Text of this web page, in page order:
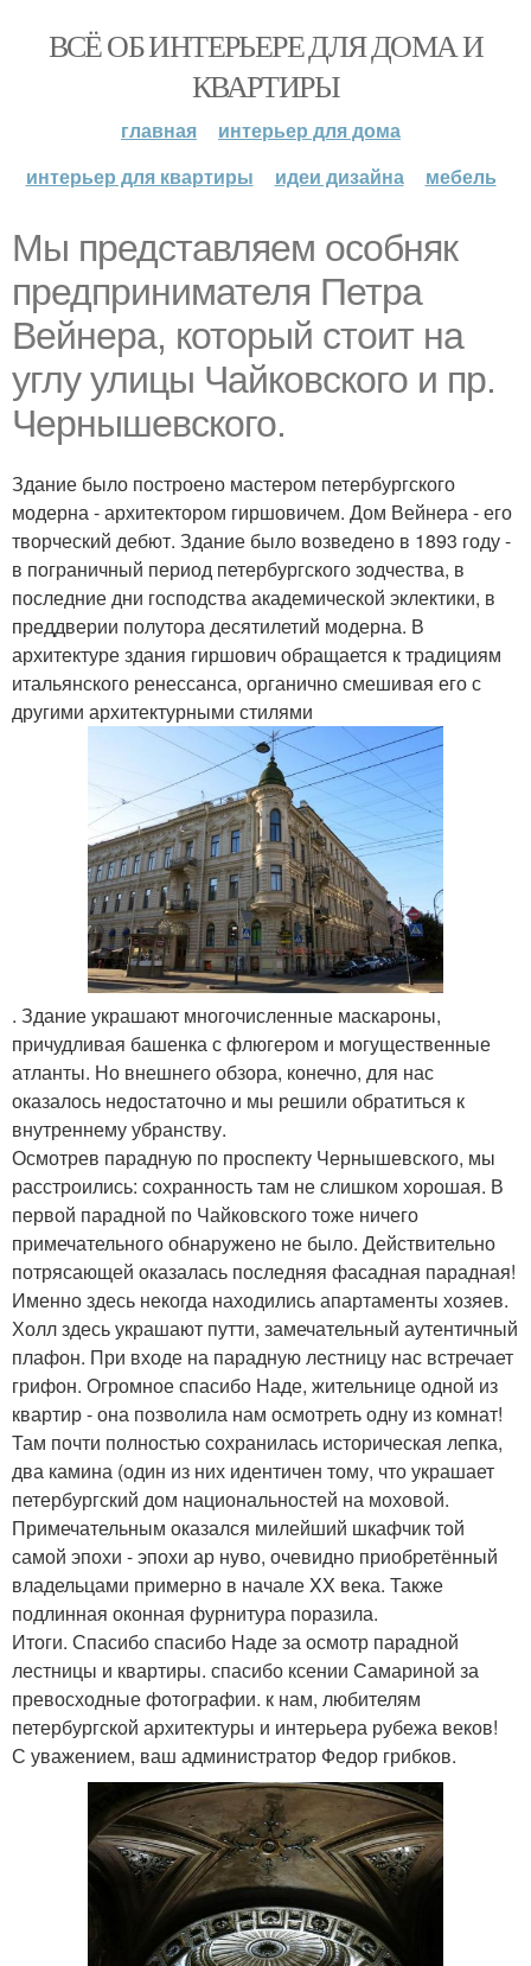
ВСЁ ОБ ИНТЕРЬЕРЕ ДЛЯ ДОМА И
КВАРТИРЫ
главная
интерьер для дома
интерьер для квартиры
идеи дизайна мебель
Мы представляем особняк
предпринимателя Петра
Вейнера, который стоит на
углу улицы Чайковского и пр.
Чернышевского.
Здание было построено мастером петербургского
модерна - архитектором гиршовичем. Дом Вейнера - его
творческий дебют. Здание было возведено в 1893 году -
в пограничный период петербургского зодчества, в
последние дни господства академической эклектики, в
преддверии полутора десятилетий модерна. В
архитектуре здания гиршович обращается к традициям
итальянского ренессанса, органично смешивая его с
другими архитектурными стилями
. Здание украшают многочисленные маскароны,
причудливая башенка с флюгером и могущественные
атланты. Но внешнего обзора, конечно, для нас
оказалось недостаточно и мы решили обратиться к
внутреннему убранству.
Осмотрев парадную по проспекту Чернышевского, мы
расстроились: сохранность там не слишком хорошая. В
первой парадной по Чайковского тоже ничего
примечательного обнаружено не было. Действительно
потрясающей оказалась последняя фасадная парадная!
Именно здесь некогда находились апартаменты хозяев.
Холл здесь украшают путти, замечательный аутентичный
плафон. При входе на парадную лестницу нас встречает
грифон. Огромное спасибо Наде, жительнице одной из
квартир - она позволила нам осмотреть одну из комнат!
Там почти полностью сохранилась историческая лепка,
два камина (один из них идентичен тому, что украшает
петербургский дом национальностей на моховой.
Примечательным оказался милейший шкафчик той
самой эпохи - эпохи ар нуво, очевидно приобретённый
владельцами примерно в начале XX века. Также
подлинная оконная фурнитура поразила.
Итоги. Спасибо спасибо Наде за осмотр парадной
лестницы и квартиры. спасибо ксении Самариной за
превосходные фотографии. к нам, любителям
петербургской архитектуры и интерьера рубежа веков!
С уважением, ваш администратор Федор грибков.